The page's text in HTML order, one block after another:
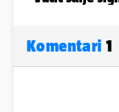
Komentari 1